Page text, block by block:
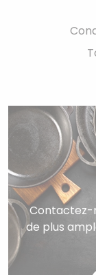
Contactez-
de plus